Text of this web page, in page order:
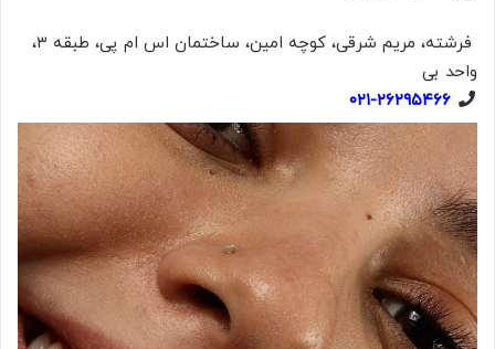
فرشته، مریم شرقی، کوچه امین، ساختمان اس ام پی، طبقه ۳،
واحد بی
۰۲۱-۲۶۲۹۵۴۶۶